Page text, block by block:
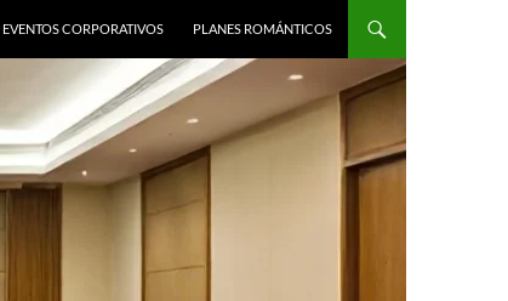
EVENTOS CORPORATIVOS PLANES ROMÁNTICOS